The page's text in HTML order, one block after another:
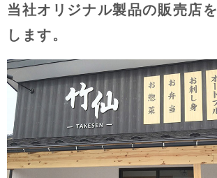
当社オリジナル製品の販売店を
します。